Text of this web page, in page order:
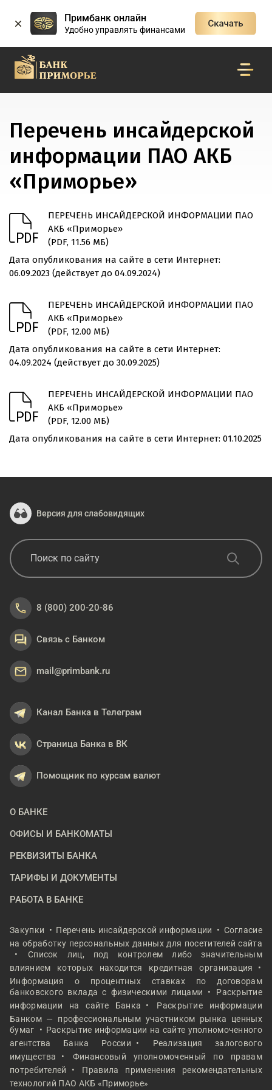
Примбанк онлайн
Удобно управлять финансами
Перечень инсайдерской
информации ПАО АКБ
«Приморье»
ПЕРЕЧЕНЬ ИНСАЙДЕРСКОЙ ИНФОРМАЦИИ ПАО
АКБ «Приморье»
(PDF, 11.56 МБ)
Дата опубликования на сайте в сети Интернет:
06.09.2023 (действует до 04.09.2024)
ПЕРЕЧЕНЬ ИНСАЙДЕРСКОЙ ИНФОРМАЦИИ ПАО
АКБ «Приморье»
(PDF, 12.00 МБ)
Дата опубликования на сайте в сети Интернет:
04.09.2024 (действует до 30.09.2025)
ПЕРЕЧЕНЬ ИНСАЙДЕРСКОЙ ИНФОРМАЦИИ ПАО
АКБ «Приморье»
(PDF, 12.00 МБ)
Дата опубликования на сайте в сети Интернет: 01.10.2025
Версия для слабовидящих
8 (800) 200-20-86
Связь с Банком
mail@primbank.ru
Канал Банка в Телеграм
Страница Банка в ВК
Помощник по курсам валют
О БАНКЕ
ОФИСЫ И БАНКОМАТЫ
РЕКВИЗИТЫ БАНКА
ТАРИФЫ И ДОКУМЕНТЫ
РАБОТА В БАНКЕ
Закупки Перечень инсайдерской информации
Согласие
на обработку персональных данных для посетителей сайта
Список лиц, под контролем либо значительным
влиянием которых находится кредитная организация
Информация о процентных ставках по договорам
банковского вклада с физическими лицами
Раскрытие
информации на сайте Банка
Раскрытие информации
Банком — профессиональным участником рынка ценных
бумаг
Раскрытие информации на сайте уполномоченного
агентства Банка России
Реализация залогового
имущества
Финансовый уполномоченный по правам
потребителей
Правила применения рекомендательных
технологий ПАО АКБ «Приморье»